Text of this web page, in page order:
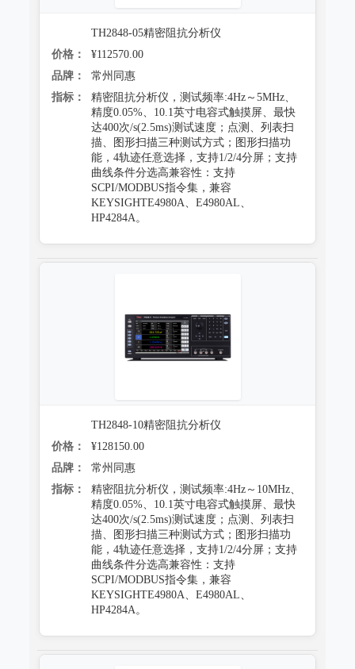
TH2848-05精密阻抗分析仪
价格：
¥112570.00
品牌：
常州同惠
指标：
精密阻抗分析仪，测试频率:4Hz～5MHz、
精度0.05%、10.1英寸电容式触摸屏、最快
达400次/s(2.5ms)测试速度；点测、列表扫
描、图形扫描三种测试方式；图形扫描功
能，4轨迹任意选择，支持1/2/4分屏；支持
曲线条件分选高兼容性：支持
SCPI/MODBUS指令集，兼容
KEYSIGHTE4980A、E4980AL、
HP4284A。
TH2848-10精密阻抗分析仪
价格：
¥128150.00
品牌：
常州同惠
指标：
精密阻抗分析仪，测试频率:4Hz～10MHz、
精度0.05%、10.1英寸电容式触摸屏、最快
达400次/s(2.5ms)测试速度；点测、列表扫
描、图形扫描三种测试方式；图形扫描功
能，4轨迹任意选择，支持1/2/4分屏；支持
曲线条件分选高兼容性：支持
SCPI/MODBUS指令集，兼容
KEYSIGHTE4980A、E4980AL、
HP4284A。